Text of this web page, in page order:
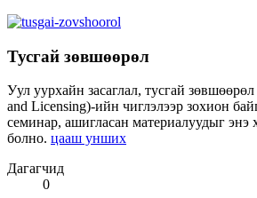
Тусгай зөвшөөрөл
Уул уурхайн засаглал, тусгай
and Licensing)-ийн чиглэлээр зохион
семинар, ашигласан материалуудыг энэ
болно. цааш унших
Дагагчид
0